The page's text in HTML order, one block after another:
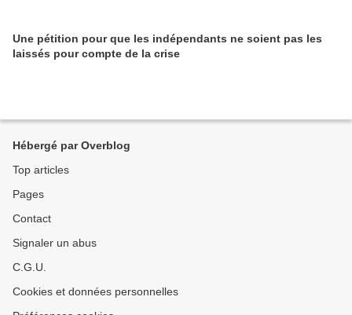
Une pétition pour que les indépendants ne soient pas les
laissés pour compte de la crise
Hébergé par Overblog
Top articles
Pages
Contact
Signaler un abus
C.G.U.
Cookies et données personnelles